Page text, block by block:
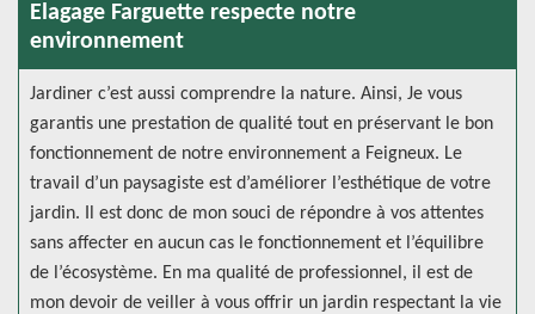
Elagage Farguette respecte notre
environnement
Jardiner c’est aussi comprendre la nature. Ainsi, Je vous
garantis une prestation de qualité tout en préservant le bon
fonctionnement de notre environnement a Feigneux. Le
travail d’un paysagiste est d’améliorer l’esthétique de votre
jardin. Il est donc de mon souci de répondre à vos attentes
sans affecter en aucun cas le fonctionnement et l’équilibre
de l’écosystème. En ma qualité de professionnel, il est de
mon devoir de veiller à vous offrir un jardin respectant la vie